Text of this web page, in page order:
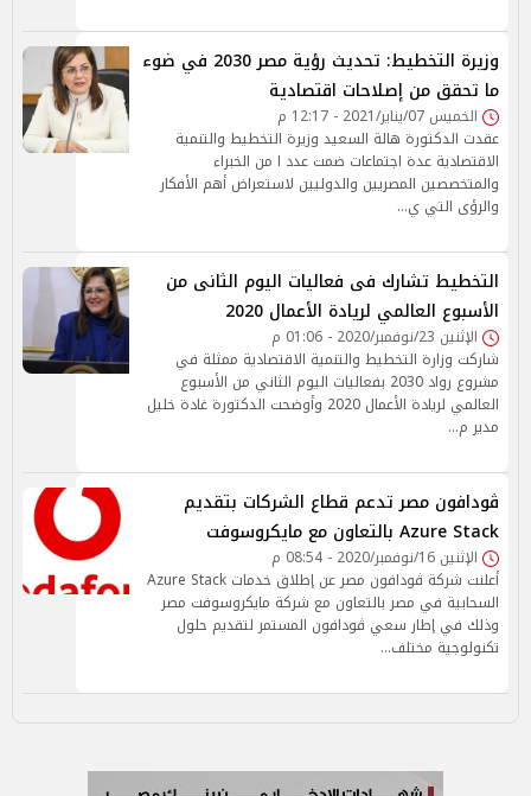
وزيرة التخطيط: تحديث رؤية مصر 2030 في ضوء
ما تحقق من إصلاحات اقتصادية
الخميس 07/يناير/2021 - 12:17 م
عقدت الدكتورة هالة السعيد وزيرة التخطيط والتنمية
الاقتصادية عدة اجتماعات ضمت عدد ا من الخبراء
والمتخصصين المصريين والدوليين لاستعراض أهم الأفكار
والرؤى التي ي…
التخطيط تشارك فى فعاليات اليوم الثانى من
الأسبوع العالمي لريادة الأعمال 2020
الإثنين 23/نوفمبر/2020 - 01:06 م
شاركت وزارة التخطيط والتنمية الاقتصادية ممثلة في
مشروع رواد 2030 بفعاليات اليوم الثاني من الأسبوع
العالمي لريادة الأعمال 2020 وأوضحت الدكتورة غادة خليل
مدير م…
ڤودافون مصر تدعم قطاع الشركات بتقديم
Azure Stack بالتعاون مع مايكروسوفت
الإثنين 16/نوفمبر/2020 - 08:54 م
أعلنت شركة ڤودافون مصر عن إطلاق خدمات Azure Stack
السحابية في مصر بالتعاون مع شركة مايكروسوفت مصر
وذلك في إطار سعي ڤودافون المستمر لتقديم حلول
تكنولوجية مختلف…